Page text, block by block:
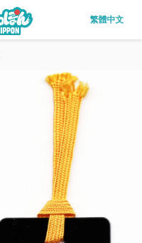
繁體中文